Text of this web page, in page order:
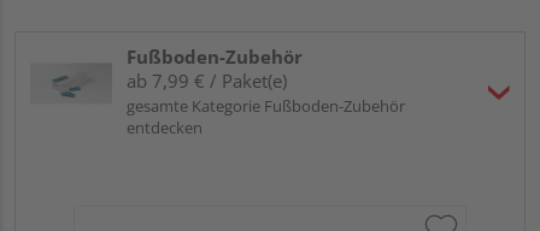
Fußboden-Zubehör
ab 7,99 € / Paket(e)
gesamte Kategorie Fußboden-Zubehör
entdecken